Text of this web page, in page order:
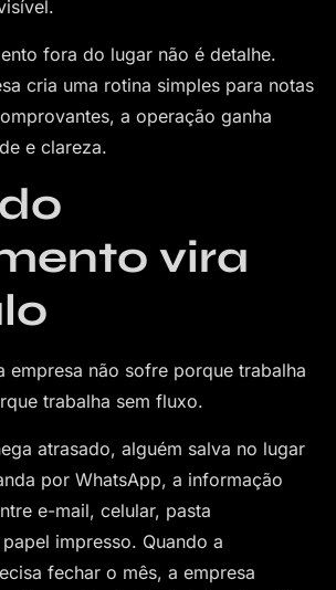
fora do lugar não é detalhe.
cria uma rotina simples para notas
a operação ganha
e clareza.
vira
empresa não sofre porque trabalha
trabalha sem fluxo.
atrasado, alguém salva no lugar
por WhatsApp, a informação
e-mail, celular, pasta
impresso. Quando a
fechar o mês, a empresa